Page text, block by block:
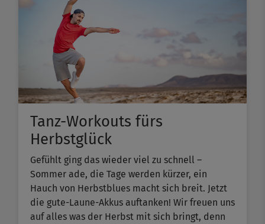
Tanz-Workouts fürs
Herbstglück
Gefühlt ging das wieder viel zu schnell –
Sommer ade, die Tage werden kürzer, ein
Hauch von Herbstblues macht sich breit. Jetzt
die gute-Laune-Akkus auftanken! Wir freuen uns
auf alles was der Herbst mit sich bringt, denn